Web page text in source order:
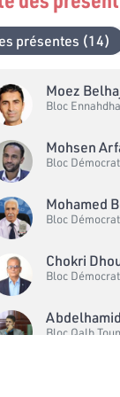
présentes (14)
Moez
Bloc Ennahdha
Mohsen
Bloc
Mohamed
Bloc
Chokri
Bloc
Bloc Qalb